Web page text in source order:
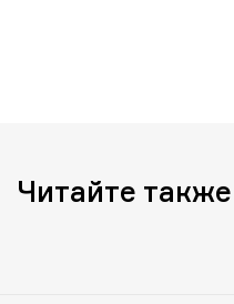
Читайте также